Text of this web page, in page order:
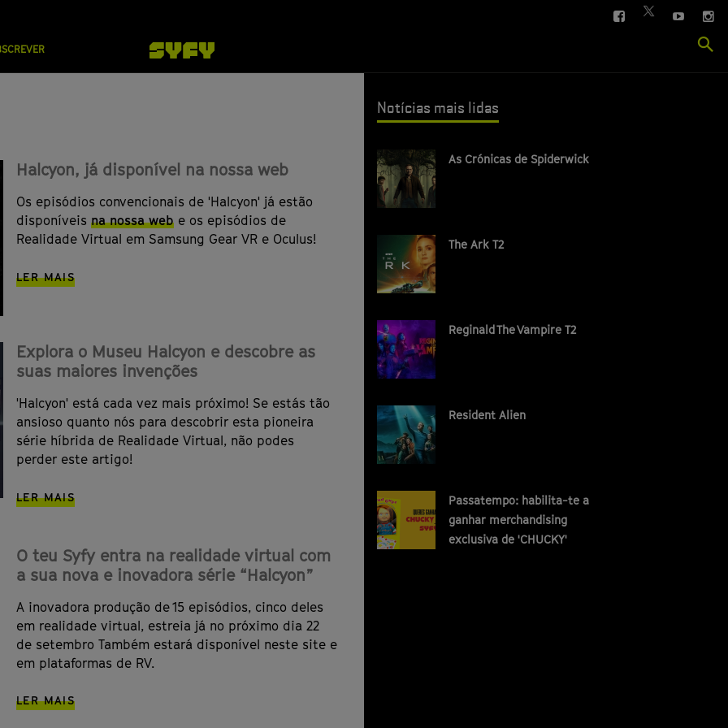
FACEBOOK
TWITTER
YOUTUBE
Halcyon, já disponível na nossa web
Os episódios convencionais de 'Halcyon' já estão
disponíveis na nossa web e os episódios de
Realidade Virtual em Samsung Gear VR e Oculus!
LER MAIS
Explora o Museu Halcyon e descobre as
suas maiores invenções
'Halcyon' está cada vez mais próximo! Se estás tão
ansioso quanto nós para descobrir esta pioneira
série híbrida de Realidade Virtual, não podes
perder este artigo!
LER MAIS
O teu Syfy entra na realidade virtual com
a sua nova e inovadora série “Halcyon”
A inovadora produção de 15 episódios, cinco deles
em realidade virtual, estreia já no próximo dia 22
de setembro Também estará disponível neste site e
em plataformas de RV.
LER MAIS
Notícias mais lidas
As Crónicas de Spiderwick
The Ark T2
Reginald The Vampire T2
Resident Alien
Passatempo: habilita-te a
ganhar merchandising
exclusiva de 'CHUCKY'